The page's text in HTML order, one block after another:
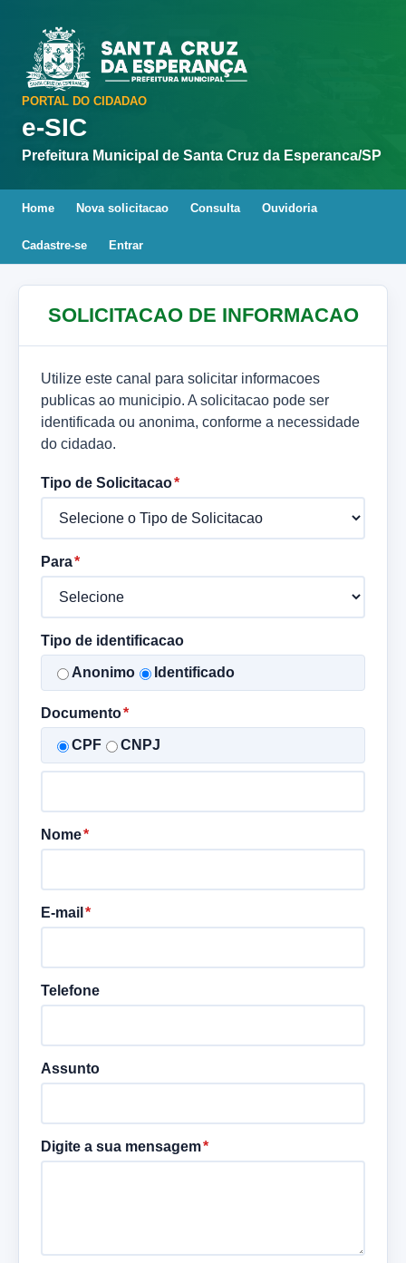
PORTAL DO CIDADAO
e-SIC
Prefeitura Municipal de Santa Cruz da Esperanca/SP
Home Nova solicitacao Consulta Ouvidoria
Cadastre-se Entrar
SOLICITACAO DE INFORMACAO
Utilize este canal para solicitar informacoes
publicas ao municipio. A solicitacao pode ser
identificada ou anonima, conforme a necessidade
do cidadao.
Tipo de Solicitacao
Para
Tipo de identificacao
Anonimo Identificado
Documento
CPF CNPJ
Nome
E-mail
Telefone
Assunto
Digite a sua mensagem